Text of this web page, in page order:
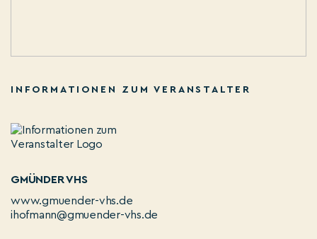
INFORMATIONEN ZUM VERANSTALTER
GMÜNDER VHS
www.gmuender-vhs.de
ihofmann@gmuender-vhs.de